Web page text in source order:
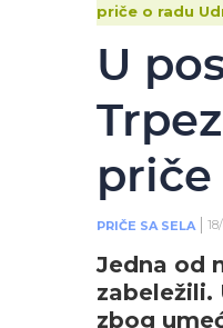
priče o radu
U
priče
PRIČE SA SELA
Jedna od
zabeležili.
zbog